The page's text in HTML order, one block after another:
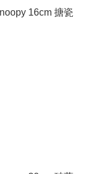
16cm 搪瓷